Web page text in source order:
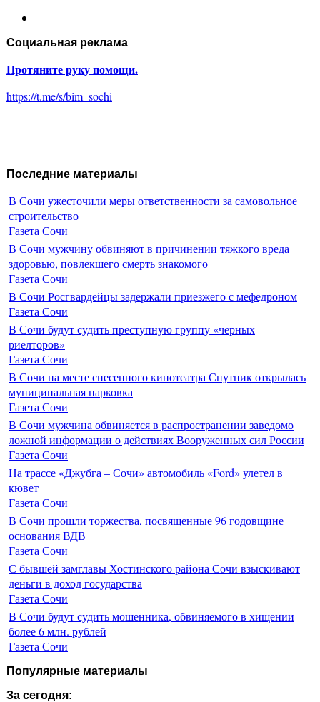
Социальная реклама
Протяните руку помощи.
https://t.me/s/bim_sochi
Последние материалы
В Сочи ужесточили меры ответственности за самовольное
строительство
Газета Сочи
В Сочи мужчину обвиняют в причинении тяжкого вреда
здоровью, повлекшего смерть знакомого
Газета Сочи
В Сочи Росгвардейцы задержали приезжего с мефедроном
Газета Сочи
В Сочи будут судить преступную группу «черных
риелторов»
Газета Сочи
В Сочи на месте снесенного кинотеатра Спутник открылась
муниципальная парковка
Газета Сочи
В Сочи мужчина обвиняется в распространении заведомо
ложной информации о действиях Вооруженных сил России
Газета Сочи
На трассе «Джубга – Сочи» автомобиль «Ford» улетел в
кювет
Газета Сочи
В Сочи прошли торжества, посвященные 96 годовщине
основания ВДВ
Газета Сочи
С бывшей замглавы Хостинского района Сочи взыскивают
деньги в доход государства
Газета Сочи
В Сочи будут судить мошенника, обвиняемого в хищении
более 6 млн. рублей
Газета Сочи
Популярные материалы
За сегодня: